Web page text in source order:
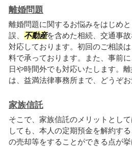
離婚問題
離婚問題に関するお悩みをはじめ
誤、 不動産を含めた相続、交通事
対応しております。初回のご相談
料で承っております。また、事前
日や時間外でも対応いたします。
は、益満法律事務所まで、どうぞ
家族信託
そこで、家族信託のメリットとし
しても、本人の定期預金を解約する
の売却等をすることができる点が